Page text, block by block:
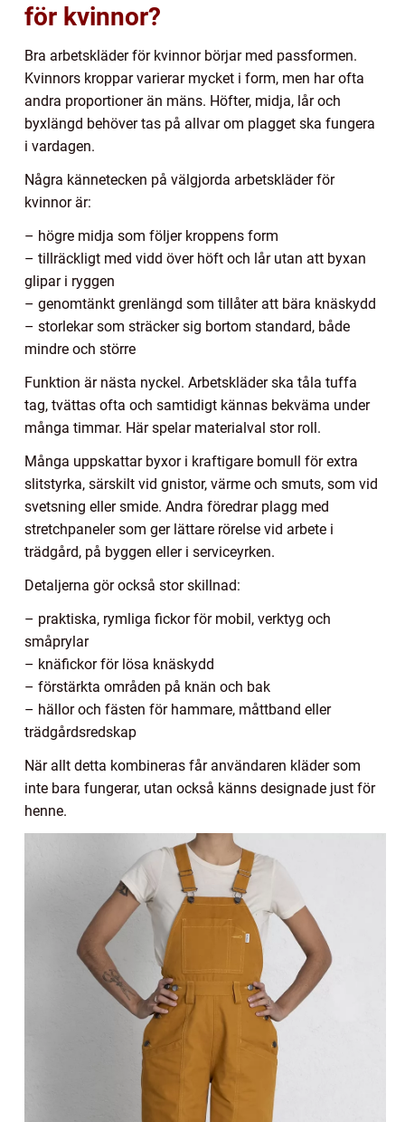
för kvinnor?
Bra arbetskläder för kvinnor börjar med passformen.
Kvinnors kroppar varierar mycket i form, men har ofta
andra proportioner än mäns. Höfter, midja, lår och
byxlängd behöver tas på allvar om plagget ska fungera
i vardagen.
Några kännetecken på välgjorda arbetskläder för
kvinnor är:
– högre midja som följer kroppens form
– tillräckligt med vidd över höft och lår utan att byxan
glipar i ryggen
– genomtänkt grenlängd som tillåter att bära knäskydd
– storlekar som sträcker sig bortom standard, både
mindre och större
Funktion är nästa nyckel. Arbetskläder ska tåla tuffa
tag, tvättas ofta och samtidigt kännas bekväma under
många timmar. Här spelar materialval stor roll.
Många uppskattar byxor i kraftigare bomull för extra
slitstyrka, särskilt vid gnistor, värme och smuts, som vid
svetsning eller smide. Andra föredrar plagg med
stretchpaneler som ger lättare rörelse vid arbete i
trädgård, på byggen eller i serviceyrken.
Detaljerna gör också stor skillnad:
– praktiska, rymliga fickor för mobil, verktyg och
småprylar
– knäfickor för lösa knäskydd
– förstärkta områden på knän och bak
– hällor och fästen för hammare, måttband eller
trädgårdsredskap
När allt detta kombineras får användaren kläder som
inte bara fungerar, utan också känns designade just för
henne.